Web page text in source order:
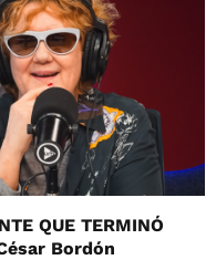
QUE TERMINÓ
Bordón